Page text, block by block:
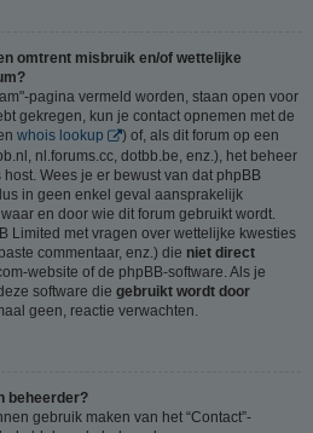
omtrent misbruik en/of wettelijke
pagina vermeld worden, staan open voor
gekregen, kun je contact opnemen met de
whois lookup
) of, als dit forum op een
nl.forums.cc, dotbb.be, enz.), het beheer
Wees je er bewust van dat phpBB
in geen enkel geval aansprakelijk
en door wie dit forum gebruikt wordt.
Limited met vragen over wettelijke kwesties
commentaar, enz.) die niet direct
website of de phpBB-software. Als je
software die gebruikt wordt door
geen, reactie verwachten.
beheerder?
gebruik maken van het “Contact”-